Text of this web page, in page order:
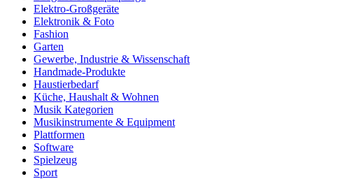
Elektro-Großgeräte
Elektronik & Foto
Fashion
Garten
Gewerbe, Industrie & Wissenschaft
Handmade-Produkte
Haustierbedarf
Küche, Haushalt & Wohnen
Musik Kategorien
Musikinstrumente & Equipment
Plattformen
Software
Spielzeug
Sport